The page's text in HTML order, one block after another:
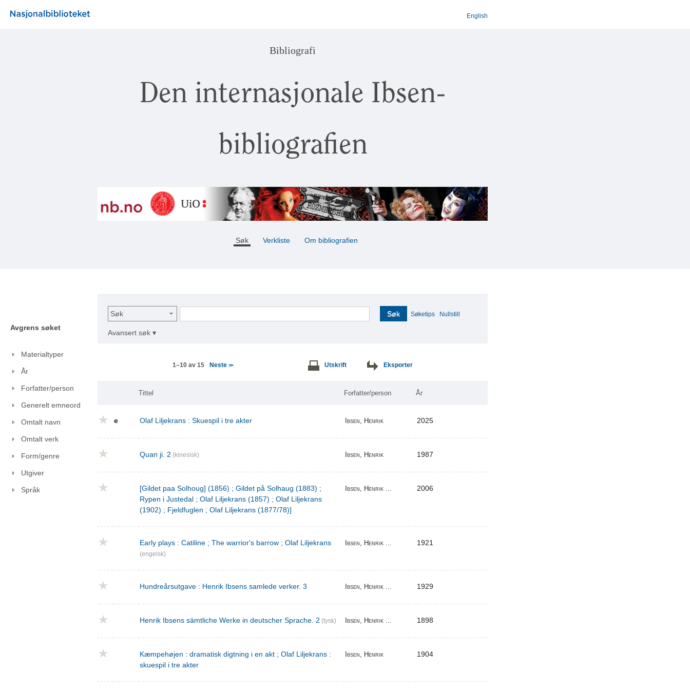
English
Bibliografi
Den internasjonale Ibsen-
bibliografien
Søk Verkliste Om bibliografien
Avgrens søket
Materialtyper
År
Forfatter/person
Generelt emneord
Omtalt navn
Omtalt verk
Form/genre
Utgiver
Språk
Søk Søk Søketips Nullstill
Avansert søk ▾
1–10 av 15 Neste>> Utskrift Eksporter
Tittel Forfatter/person År
e Olaf Liljekrans : Skuespil i tre akter Ibsen, Henrik 2025
Quan ji. 2 (kinesisk) Ibsen, Henrik 1987
[Gildet paa Solhoug] (1856) ; Gildet på Solhaug (1883) ;
Rypen i Justedal ; Olaf Liljekrans (1857) ; Olaf Liljekrans
(1902) ; Fjeldfuglen ; Olaf Liljekrans (1877/78)]
Ibsen, Henrik ... 2006
Early plays : Catiline ; The warrior's barrow ; Olaf Liljekrans
(engelsk)
Ibsen, Henrik ... 1921
Hundreårsutgave : Henrik Ibsens samlede verker. 3 Ibsen, Henrik ... 1929
Henrik Ibsens sämtliche Werke in deutscher Sprache. 2 (tysk) Ibsen, Henrik ... 1898
Kæmpehøjen : dramatisk digtning i en akt ; Olaf Liljekrans :
skuespil i tre akter
Ibsen, Henrik 1904